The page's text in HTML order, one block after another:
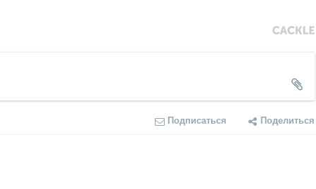
Подписаться Поделиться